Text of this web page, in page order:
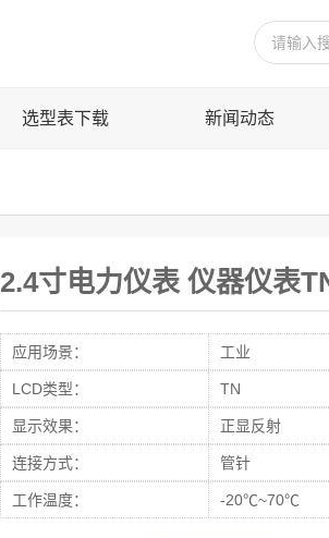
选型表下载 新闻动态
2.4寸电力仪表 仪器仪表
应用场景： 工业
LCD类型： TN
显示效果： 正显反射
连接方式： 管针
工作温度： -20℃~70℃